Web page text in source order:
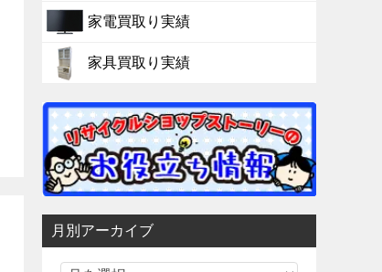
家電買取り実績
家具買取り実績
月別アーカイブ